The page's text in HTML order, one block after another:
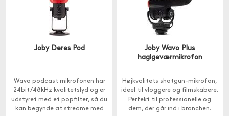
Joby Deres Pod
Wavo podcast mikrofonen har
24bit/48kHz kvalitetslyd og er
udstyret med et popfilter, så du
kan begynde at streame med
Joby Wavo Plus
haglgeværmikrofon
Højkvalitets shotgun-mikrofon,
ideel til vloggere og filmskabere.
Perfekt til professionelle og
dem, der går ind i branchen.